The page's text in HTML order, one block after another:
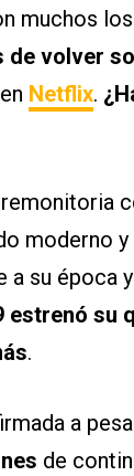
muchos
de volver
Netflix.
moderno y
a su época
estrenó su
.
a
de